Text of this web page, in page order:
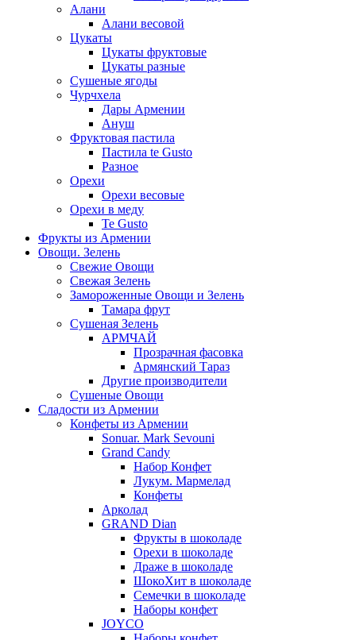
Алани
Алани весовой
Цукаты
Цукаты фруктовые
Цукаты разные
Сушеные ягоды
Чурчхела
Дары Армении
Ануш
Фруктовая пастила
Пастила te Gusto
Разное
Орехи
Орехи весовые
Орехи в меду
Te Gusto
Фрукты из Армении
Овощи. Зелень
Свежие Овощи
Свежая Зелень
Замороженные Овощи и Зелень
Тамара фрут
Сушеная Зелень
АРМЧАЙ
Прозрачная фасовка
Армянский Тараз
Другие производители
Сушеные Овощи
Сладости из Армении
Конфеты из Армении
Sonuar. Mark Sevouni
Grand Candy
Набор Конфет
Лукум. Мармелад
Конфеты
Арколад
GRAND Dian
Фрукты в шоколаде
Орехи в шоколаде
Драже в шоколаде
ШокоХит в шоколаде
Семечки в шоколаде
Наборы конфет
JOYCO